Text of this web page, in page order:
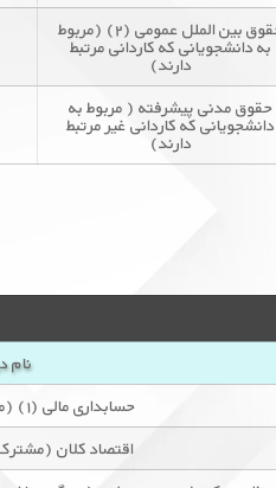
حقوق بین الملل عمومی (۲) (مربوط
به دانشجویانی که کاردانی مرتبط
دارند)
حقوق مدنی پیشرفته ( مربوط به
دانشجویانی که کاردانی غیر مرتبط
دارند)
نام
حسابداری مالی (۱) (مختص غیرمرتبطین)
اقتصاد کلان